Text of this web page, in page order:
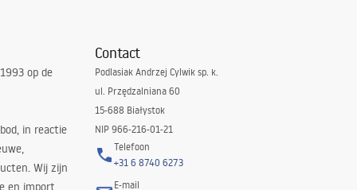
op de
in reactie
Wij zijn
en import
Contact
Podlasiak Andrzej Cylwik sp. k.
ul. Przędzalniana 60
15-688 Białystok
NIP 966-216-01-21
Telefoon
+31 6 8740 6273
E-mail